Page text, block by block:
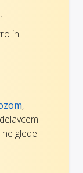
in
,
glede